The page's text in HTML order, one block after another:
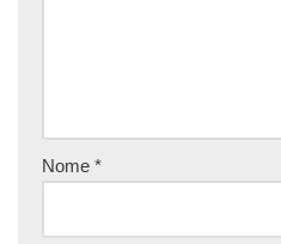
Nome *